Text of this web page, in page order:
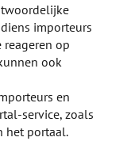
importeurs
op
ook
en
service, zoals
het portaal.